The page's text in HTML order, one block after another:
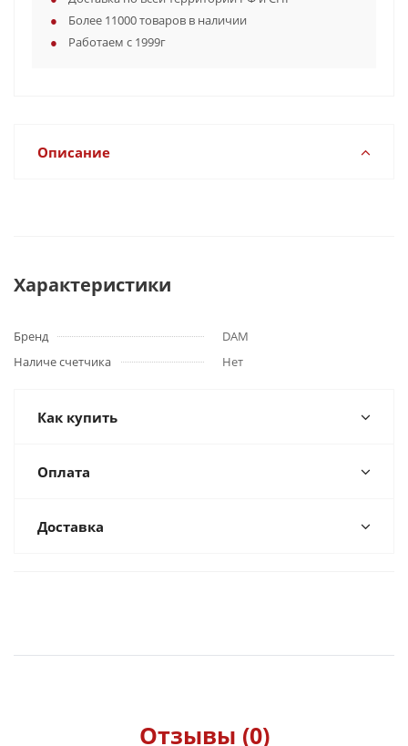
Более 11000 товаров в наличии
Работаем с 1999г
Описание
Характеристики
Бренд
DAM
Наличе счетчика
Нет
Как купить
Оплата
Доставка
Отзывы (0)